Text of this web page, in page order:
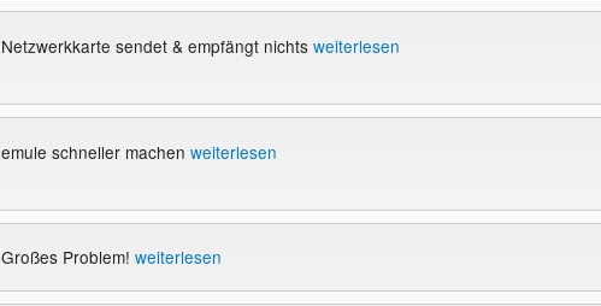
Netzwerkkarte sendet & empfängt nichts weiterlesen
emule schneller machen weiterlesen
Großes Problem! weiterlesen